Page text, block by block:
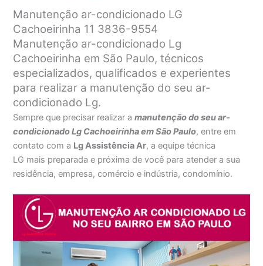
Manutenção ar-condicionado LG
Cachoeirinha 11 3836-9554
Manutenção ar-condicionado Lg
Cachoeirinha em São Paulo, técnicos
especializados, qualificados e experientes
para realizar a manutenção do seu ar-
condicionado Lg.
Sempre que precisar realizar amanutenção do seu ar-
condicionado Lg Cachoeirinha em São Paulo, entre em
contato com a Lg Assistência Ar, a equipe técnica
LG mais preparada e próxima de você para atender a sua
residência, empresa, comércio e indústria, condomínio.